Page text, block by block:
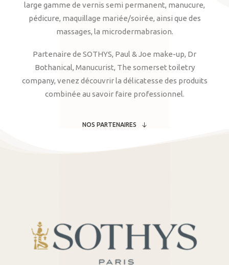
large gamme de vernis semi permanent, manucure,
pédicure, maquillage mariée/soirée, ainsi que des
massages, la microdermabrasion.
Partenaire de SOTHYS, Paul & Joe make-up, Dr
Bothanical, Manucurist, The somerset toiletry
company, venez découvrir la délicatesse des produits
combinée au savoir faire professionnel.
NOS PARTENAIRES